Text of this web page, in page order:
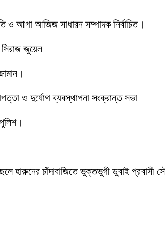
ও আগা আজিজ সাধারন সম্পাদক নির্বাচিত।
জুয়েল
ও দুর্যোগ ব্যবস্থাপনা সংক্রান্ত সভা
হারুনের চাঁদাবাজিতে ভুক্তভুগী ডুবাই